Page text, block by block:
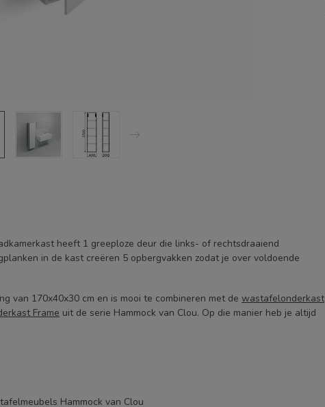
heeft 1 greeploze deur die links- of rechtsdraaiend
in de kast creëren 5 opbergvakken zodat je over voldoende
van 170x40x30 cm en is mooi te combineren met de wastafelonderkast
Frame uit de serie Hammock van Clou. Op die manier heb je altijd
Hammock van Clou